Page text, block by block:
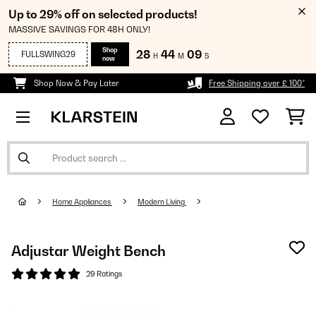
Up to 29% off on selected products!
MASSIVE SAVINGS FOR 48H ONLY!
FULLSWING29
Shop
now
28 H 44 M 09 S
Shop Now & Pay Later Free Shipping over £ 100*
Home Appliances Modern Living
Adjustar Weight Bench
29 Ratings